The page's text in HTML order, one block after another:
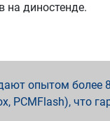
на диностенде.
опытом более
PCMFlash), что